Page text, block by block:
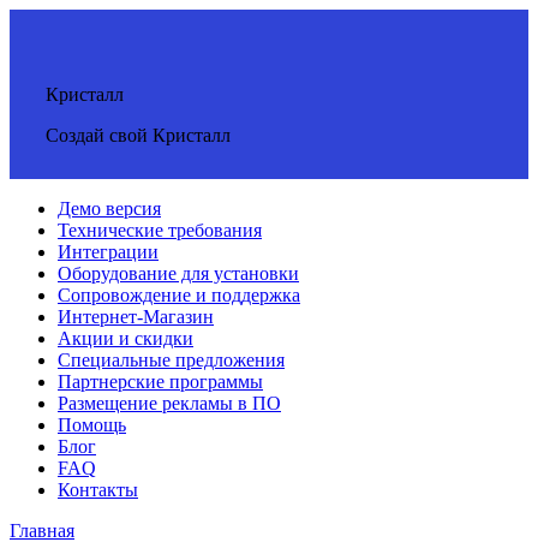
Кристалл
Создай свой Кристалл
Демо версия
Технические требования
Интеграции
Оборудование для установки
Сопровождение и поддержка
Интернет-Магазин
Акции и скидки
Специальные предложения
Партнерские программы
Размещение рекламы в ПО
Помощь
Блог
FAQ
Контакты
Главная